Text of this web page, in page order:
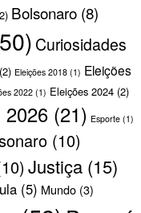
Bolsonaro (8)
Curiosidades
(2) Eleições 2018 (1) Eleições
2022 (1) Eleições 2024 (2)
2026 (21) Esporte (1)
(10)
Justiça (15)
(5) Mundo (3)